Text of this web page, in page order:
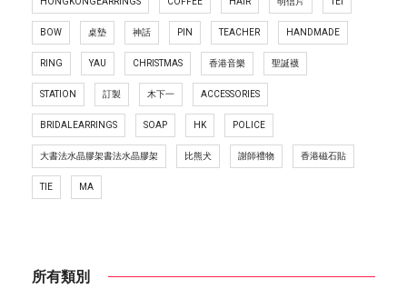
BOW 桌墊 神話 PIN TEACHER HANDMADE
RING YAU CHRISTMAS 香港音樂 聖誕襪
STATION 訂製 木下一 ACCESSORIES
BRIDALEARRINGS SOAP HK POLICE
大書法水晶膠架書法水晶膠架 比熊犬 謝師禮物 香港磁石貼
TIE MA
所有類別